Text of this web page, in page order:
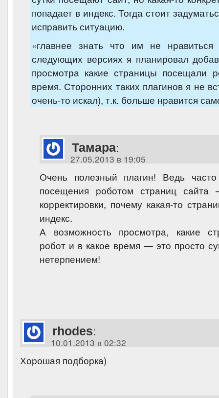
попадает в индекс. Тогда стоит
исправить ситуацию.
«главнее знать что им не
следующих версиях я планировал
просмотра какие страницы посещали
время. Сторонних таких плагинов я не
очень-то искал), т.к. больше нравится
Тамара:
27.05.2013 в 19:05
Очень полезный плагин! Ведь часто
посещения роботом страниц
корректировки, почему какая-то
индекс.
А возможность просмотра, какие
робот и в какое время — это просто
нетерпением!
rhodes:
10.01.2013 в 02:32
Хорошая подборка)